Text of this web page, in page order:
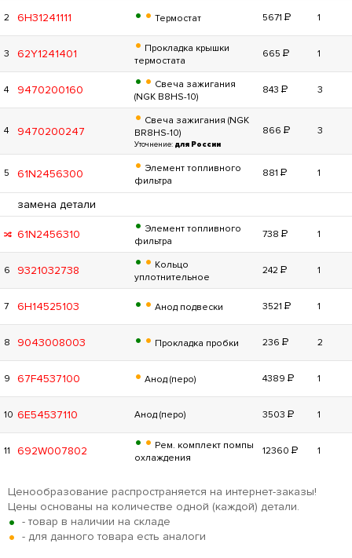
2 6H31241111 • • Термостат 5671 Р 1
3 62Y1241401 • Прокладка крышки
термостата
665 Р 1
4 9470200160 •• Свеча зажигания
(NGK B8HS-10)
843 Р 3
4 9470200247
• Свеча зажигания (NGK
BR8HS-10)
Уточнение: для России
866 Р 3
5 61N2456300 • Элемент топливного
фильтра
881 Р 1
замена детали
61N2456310 • Элемент топливного
фильтра
738 Р 1
6 9321032738 •• Кольцо
уплотнительное
242 Р 1
7 6H14525103 • • Анод подвески 3521 Р 1
8 9043008003 • • Прокладка пробки 236 Р 2
9 67F4537100 • Анод (перо) 4389 Р 1
10 6E54537110 Анод (перо) 3503 Р 1
11 692W007802 •• Рем. комплект помпы
охлаждения
12360 Р 1
Ценообразование распространяется на интернет-заказы!
Цены основаны на количестве одной (каждой) детали.
• - товар в наличии на складе
• - для данного товара есть аналоги